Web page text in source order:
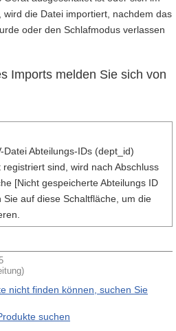
wird die Datei importiert, nachdem das
oder den Schlafmodus verlassen
Imports melden Sie sich von
Abteilungs-IDs (dept_id)
sind, wird nach Abschluss
[Nicht gespeicherte Abteilungs ID
auf diese Schaltfläche, um die
nicht finden können, suchen Sie
suchen